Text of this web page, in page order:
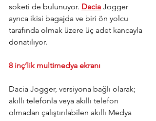
soketi de bulunuyor. Dacia Jogger
ayrıca ikisi bagajda ve biri ön yolcu
tarafında olmak üzere üç adet kancayla
donatılıyor.
8 inç’lik multimedya ekranı
Dacia Jogger, versiyona bağlı olarak;
akıllı telefonla veya akıllı telefon
olmadan çalıştırılabilen akıllı Medya